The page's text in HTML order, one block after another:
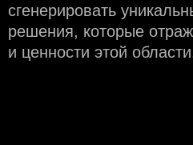
сгенерировать
решения, которые
и ценности этой